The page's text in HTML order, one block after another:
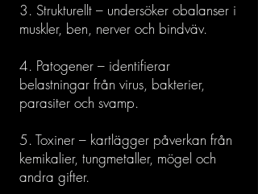
3. Strukturellt – undersöker obalanser i
muskler, ben, nerver och bindväv.
4. Patogener – identifierar
belastningar från virus, bakterier,
parasiter och svamp.
5. Toxiner – kartlägger påverkan från
kemikalier, tungmetaller, mögel och
andra gifter.